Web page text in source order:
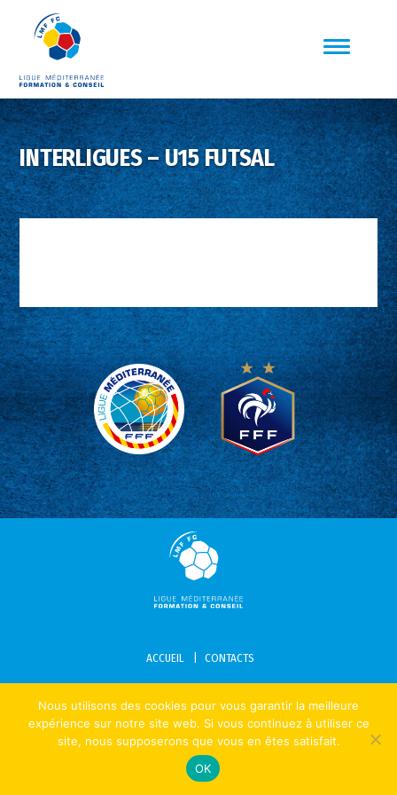
INTERLIGUES – U15 FUTSAL
ACCUEIL CONTACTS
Nous utilisons des cookies pour vous garantir la meilleure
expérience sur notre site web. Si vous continuez à utiliser ce
site, nous supposerons que vous en êtes satisfait.
OK